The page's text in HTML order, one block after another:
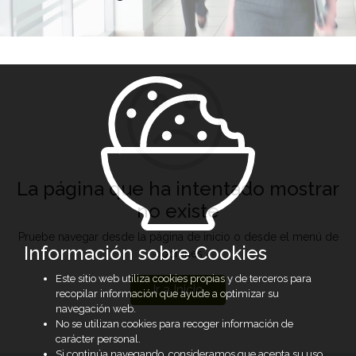
La página que ha intentado mostrar
no existe
Pruebe navegar desde la página de inicio o desde el menú de
opciones
Ir a Inicio
Información sobre Cookies
Este sitio web utiliza cookies propias y de terceros para
recopilar información que ayude a optimizar su
navegación web.
No se utilizan cookies para recoger información de
carácter personal.